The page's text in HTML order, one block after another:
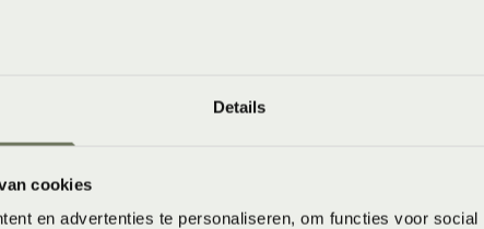
Details
cookies
en advertenties te personaliseren, om functies voor
in de winkel. Wil je het product in de winkel